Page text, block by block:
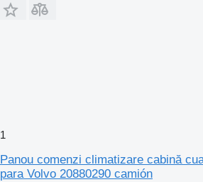
1
Panou comenzi climatizare cabină
para Volvo 20880290 camión